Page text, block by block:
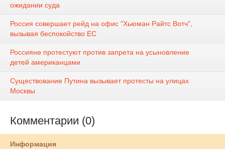
ожидании суда
Россия совершает рейд на офис "Хьюман Райтс Вотч",
вызывая беспокойство ЕС
Россияне протестуют против запрета на усыновление
детей американцами
Существование Путина вызывает протесты на улицах
Москвы
Комментарии (0)
Информация